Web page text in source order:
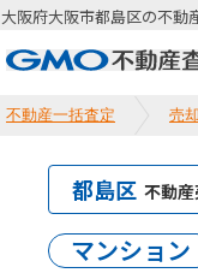
大阪府大阪市都島区の不動
不動産一括査定 売
都島区 不動
マンション